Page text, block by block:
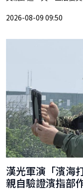
2026-08-09 09:50
漢光軍演「濱海
親自驗證濱指部